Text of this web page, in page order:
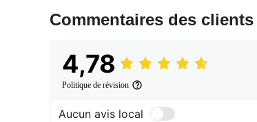
Commentaires des clients
4,78
Politique de révision
Aucun avis local